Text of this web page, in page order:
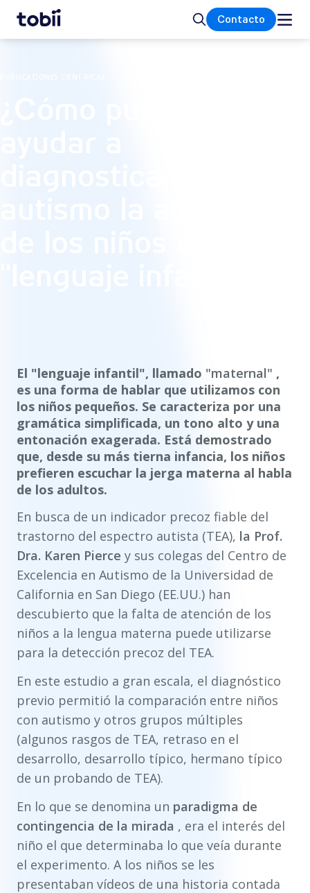
Inicio BuscarContacto
El "lenguaje infantil", llamado "maternal" ,
es una forma de hablar que utilizamos con
los niños pequeños. Se caracteriza por una
gramática simplificada, un tono alto y una
entonación exagerada. Está demostrado
que, desde su más tierna infancia, los niños
prefieren escuchar la jerga materna al habla
de los adultos.
En busca de un indicador precoz fiable del
trastorno del espectro autista (TEA), la Prof.
Dra. Karen Pierce y sus colegas del Centro de
Excelencia en Autismo de la Universidad de
California en San Diego (EE.UU.) han
descubierto que la falta de atención de los
niños a la lengua materna puede utilizarse
para la detección precoz del TEA.
En este estudio a gran escala, el diagnóstico
previo permitió la comparación entre niños
con autismo y otros grupos múltiples
(algunos rasgos de TEA, retraso en el
desarrollo, desarrollo típico, hermano típico
de un probando de TEA).
En lo que se denomina un paradigma de
contingencia de la mirada , era el interés del
niño el que determinaba lo que veía durante
el experimento. A los niños se les
presentaban vídeos de una historia contada